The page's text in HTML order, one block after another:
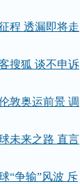
程 透漏即将走
搜狐 谈不申诉
敦奥运前景 调
未来之路 直言
“争输”风波 斥